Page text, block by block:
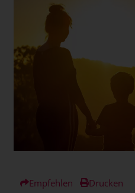
Empfehlen Drucken